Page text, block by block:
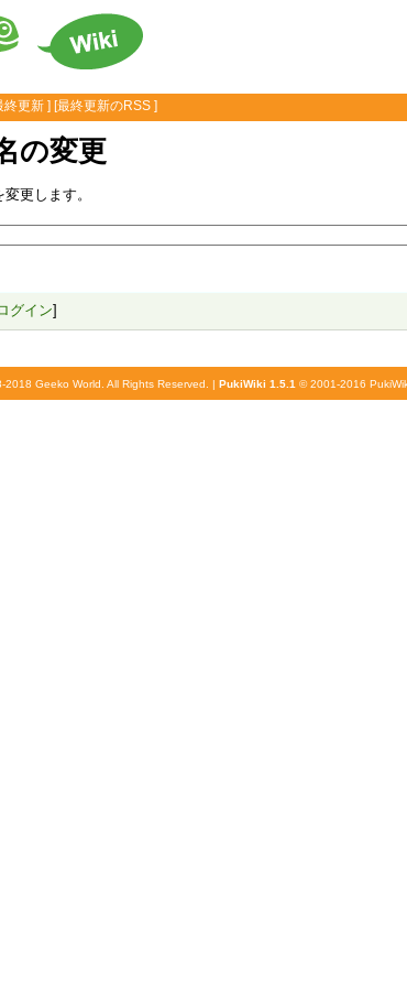
終更新 ] [最終更新のRSS ]
の変更
更します。
グイン]
2018 Geeko World. All Rights Reserved. | PukiWiki 1.5.1 © 2001-2016